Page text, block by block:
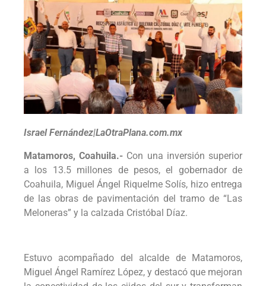
Israel Fernández|LaOtraPlana.com.mx
Matamoros, Coahuila.- Con una inversión superior
a los 13.5 millones de pesos, el gobernador de
Coahuila, Miguel Ángel Riquelme Solís, hizo entrega
de las obras de pavimentación del tramo de “Las
Meloneras” y la calzada Cristóbal Díaz.
Estuvo acompañado del alcalde de Matamoros,
Miguel Ángel Ramírez López, y destacó que mejoran